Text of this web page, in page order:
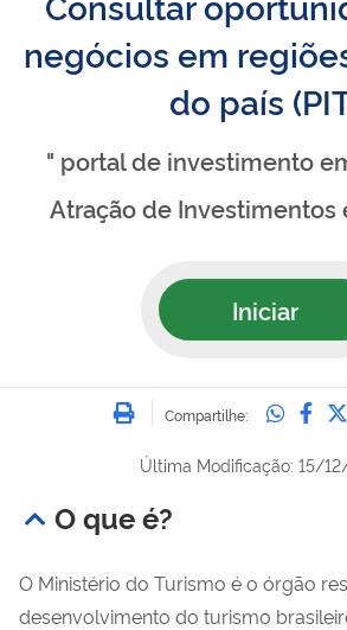
negócios em
do país
" portal de investimento
Atração de Investimentos
Iniciar
Imprimir
Compartilhe:
Última Modificação: 15/
O que é?
O Ministério do Turismo é o órgão
desenvolvimento do turismo